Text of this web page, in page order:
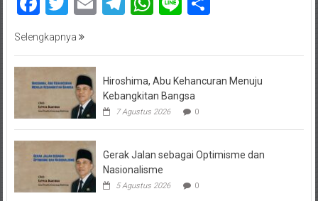
Selengkapnya
Hiroshima, Abu Kehancuran Menuju
Kebangkitan Bangsa
7 Agustus 2026 0
Gerak Jalan sebagai Optimisme dan
Nasionalisme
5 Agustus 2026 0